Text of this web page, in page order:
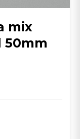
mix
50mm